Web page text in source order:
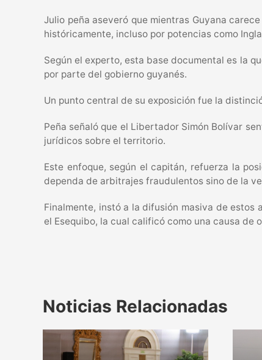
Julio peña aseveró que mientras Guyana
históricamente, incluso por potencias como
Según el experto, esta base documental es la
por parte del gobierno guyanés.
Un punto central de su exposición fue la
Peña señaló que el Libertador Simón Bolívar
jurídicos sobre el territorio.
Este enfoque, según el capitán, refuerza la
dependa de arbitrajes fraudulentos sino de la
Finalmente, instó a la difusión masiva de
el Esequibo, la cual calificó como una causa de
Noticias Relacionadas